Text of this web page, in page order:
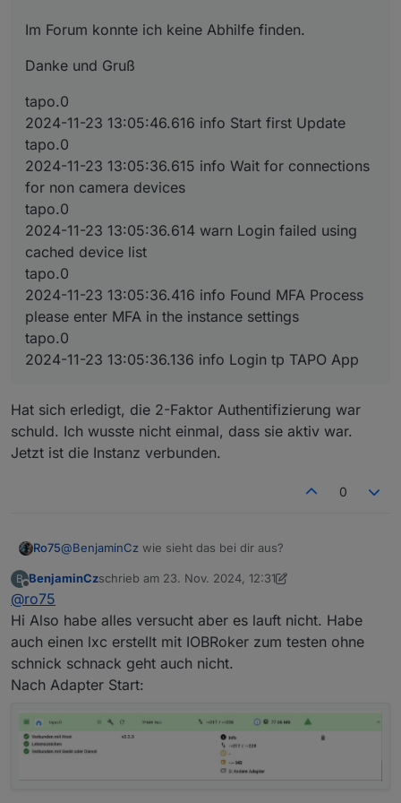
Im Forum konnte ich keine Abhilfe finden.
Danke und Gruß
tapo.0
2024-11-23 13:05:46.616 info Start first Update
tapo.0
2024-11-23 13:05:36.615 info Wait for connections
for non camera devices
tapo.0
2024-11-23 13:05:36.614 warn Login failed using
cached device list
tapo.0
2024-11-23 13:05:36.416 info Found MFA Process
please enter MFA in the instance settings
tapo.0
2024-11-23 13:05:36.136 info Login tp TAPO App
Hat sich erledigt, die 2-Faktor Authentifizierung war
schuld. Ich wusste nicht einmal, dass sie aktiv war.
Jetzt ist die Instanz verbunden.
0
Ro75@BenjaminCz wie sieht das bei dir aus?
Also ich habe heute Teile der Weihnachtsbeleuchtung
installiert. Dafür auch paar TAPO-P100 Steckdosen. 3
hatten noch die FW 1.4.10 drauf und sprangen nicht an.
Aktualisiert auf 1.5.5 und dann liefen die.
habe die Meldungen im Log.
Meldungen kamen zwar auch, ABER ich kann die
Steckdosen dann auch über den Datenpunkt (true, false)
steuern.
WICHTIG. Ich hatte das schon in anderen Post
geschrieben. Der Adapter muss eine Aktivität > 30
aufweisen, sonst kann nichts geschaltet werden. Ggfs.
mehrfach wiederholen.
Aber mit der 0.3.3 geht es definitiv. Wie beim alten
Ro75.
B
Offline
BenjaminCzschrieb am 23. Nov. 2024, 12:31
zuletzt editiert von BenjaminCz
@ro75
Hi Also habe alles versucht aber es lauft nicht. Habe
auch einen lxc erstellt mit IOBRoker zum testen ohne
schnick schnack geht auch nicht.
Nach Adapter Start: